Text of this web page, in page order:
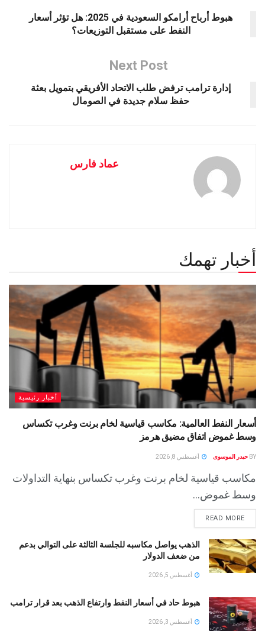
هبوط أرباح أرامكو السعودية في 2025: هل تؤثر أسعار
النفط على مستقبل التوزيعات؟
Next Post
إدارة ترامب ترفض طلب الاتحاد الأفريقي بتمويل بعثة
حفظ سلام جديدة في الصومال
عماد فارس
أخبار تهمك
أخبار رئيسية
أسعار النفط العالمية: مكاسب قياسية لخام برنت وغرب تكساس
وسط غموض اتفاق مضيق هرمز
BY حيدر الموسوى أغسطس 8, 2026
مكاسب قياسية لخام برنت وغرب تكساس بنهاية التداولات
وسط غموض...
READ MORE
الذهب يواصل مكاسبه للجلسة الثالثة على التوالي بدعم
من ضعف الدولار
أغسطس 5, 2026
هبوط حاد في أسعار النفط وارتفاع الذهب بعد قرار ترامب
أغسطس 3, 2026